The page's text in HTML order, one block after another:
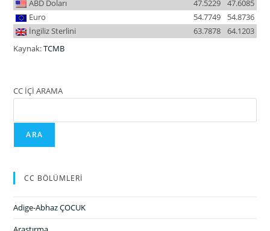
ABD Doları 47.6085
47.5229
Euro
54.8736
54.7749
İngiliz Sterlini
64.1203
63.7878
Kaynak:TCMB
CC İÇİ ARAMA
ARA
CC BÖLÜMLERİ
Adige-Abhaz ÇOCUK